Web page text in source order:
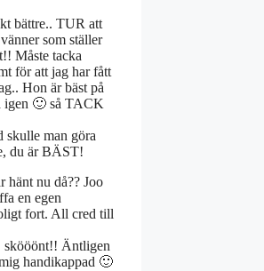
bättre.. TUR att
som ställer
Måste tacka
för att jag har fått
Hon är bäst på
igen 🙂 så TACK
skulle man göra
du är BÄST!
hänt nu då?? Joo
en egen
fort. All cred till
skööönt!! Äntligen
handikappad 🙂